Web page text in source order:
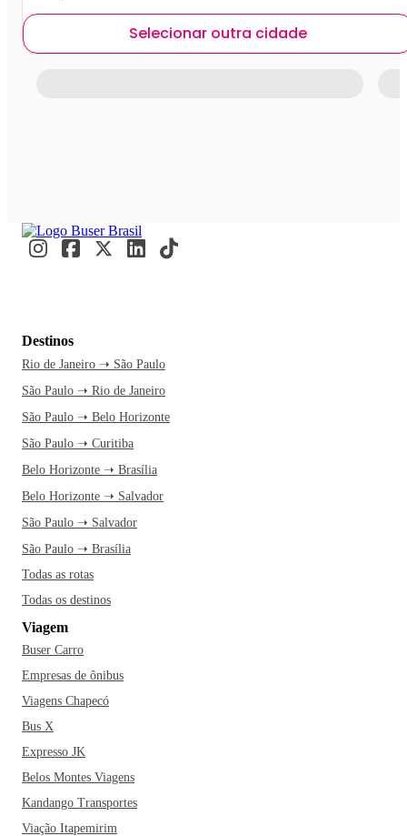
Selecionar outra cidade
Destinos
Rio de Janeiro ➝ São Paulo
São Paulo ➝ Rio de Janeiro
São Paulo ➝ Belo Horizonte
São Paulo ➝ Curitiba
Belo Horizonte ➝ Brasília
Belo Horizonte ➝ Salvador
São Paulo ➝ Salvador
São Paulo ➝ Brasília
Todas as rotas
Todas os destinos
Viagem
Buser Carro
Empresas de ônibus
Viagens Chapecó
Bus X
Expresso JK
Belos Montes Viagens
Kandango Transportes
Viação Itapemirim